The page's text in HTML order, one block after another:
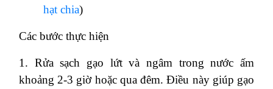
hạt chia)
Các bước thực hiện
1. Rửa sạch gạo lứt và ngâm trong nước ấm
khoảng 2-3 giờ hoặc qua đêm. Điều này giúp gạo